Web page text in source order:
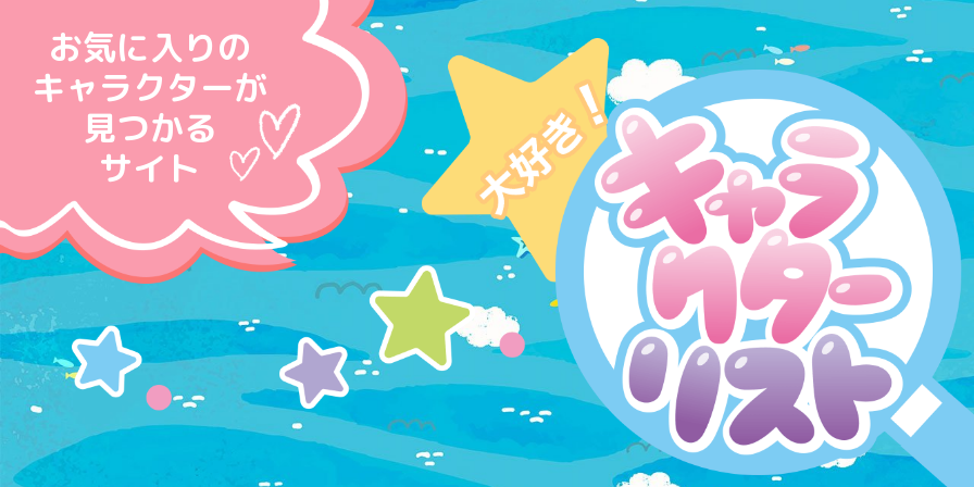
お気に入りの
キャラクターが
見つかる
サイト